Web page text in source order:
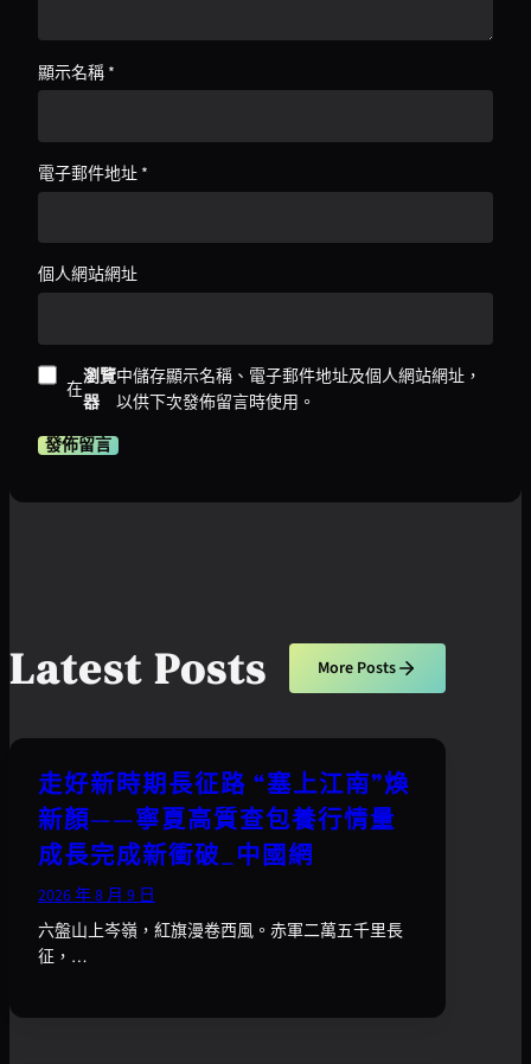
顯示名稱 *
電子郵件地址 *
個人網站網址
在
瀏覽
器
中儲存顯示名稱、電子郵件地址及個人網站網址，
以供下次發佈留言時使用。
Latest Posts More Posts
走好新時期長征路 “塞上江南”煥
新顏——寧夏高質查包養行情量
成長完成新衝破_中國網
2026 年 8 月 9 日
六盤山上岑嶺，紅旗漫卷西風。赤軍二萬五千里長
征，…